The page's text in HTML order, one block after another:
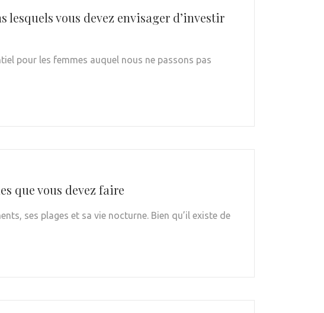
lesquels vous devez envisager d’investir
pour les femmes auquel nous ne passons pas
que vous devez faire
ses plages et sa vie nocturne. Bien qu’il existe de